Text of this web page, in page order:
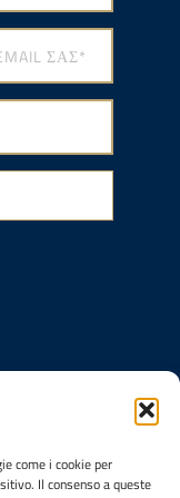
come i cookie per
Il consenso a queste